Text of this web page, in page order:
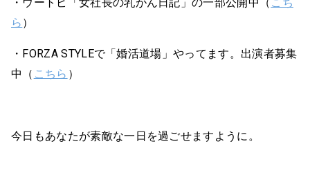
ら ）
・FORZA STYLEで「婚活道場」やってます。出演者募集
中（ こちら ）
今日もあなたが素敵な一日を過ごせますように。